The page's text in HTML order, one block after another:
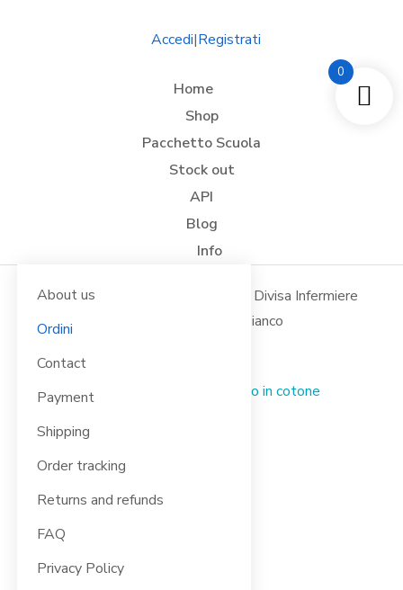
Accedi|Registrati
Home
Shop
Pacchetto Scuola
Stock out
API
Blog
Info
About us
Ordini
Contact
Payment
Shipping
Order tracking
Returns and refunds
FAQ
Privacy Policy
Tu sei qui:
Home Abbigliamento Medico
Divisa Infermiere
Pantalone da Cucina Coulisse Bianco
0